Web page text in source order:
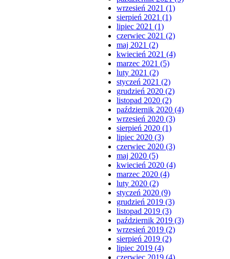
wrzesień 2021 (1)
sierpień 2021 (1)
lipiec 2021 (1)
czerwiec 2021 (2)
maj 2021 (2)
kwiecień 2021 (4)
marzec 2021 (5)
luty 2021 (2)
styczeń 2021 (2)
grudzień 2020 (2)
listopad 2020 (2)
październik 2020 (4)
wrzesień 2020 (3)
sierpień 2020 (1)
lipiec 2020 (3)
czerwiec 2020 (3)
maj 2020 (5)
kwiecień 2020 (4)
marzec 2020 (4)
luty 2020 (2)
styczeń 2020 (9)
grudzień 2019 (3)
listopad 2019 (3)
październik 2019 (3)
wrzesień 2019 (2)
sierpień 2019 (2)
lipiec 2019 (4)
czerwiec 2019 (4)